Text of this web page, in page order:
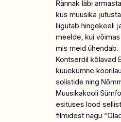
Rännak läbi
kus muusika
liigutab hingekeeli
meelde, kui
mis meid ühendab.
Kontserdil kõlavad
kuuekümne
solistide ning
Muusikakooli
esituses lood
filmidest nagu